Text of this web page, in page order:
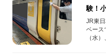
験！
JR東
ベース
（水